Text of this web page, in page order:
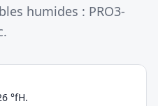
humides : PRO3-
°fH.